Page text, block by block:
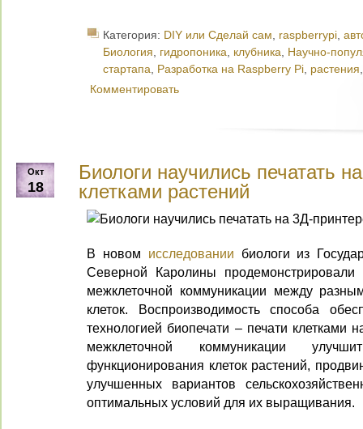
Категория: DIY или Сделай сам, raspberrypi,
Биология, гидропоника, клубника, Научно-
стартапа, Разработка на Raspberry Pi, растения
Комментировать
Окт
18
Биологи научились печатать
клетками растений
В новом исследовании биологи из
Северной Каролины продемонстрировали
межклеточной коммуникации между
клеток. Воспроизводимость способа
технологией биопечати – печати клетками
межклеточной коммуникации
функционирования клеток растений,
улучшенных вариантов
оптимальных условий для их выращивания.